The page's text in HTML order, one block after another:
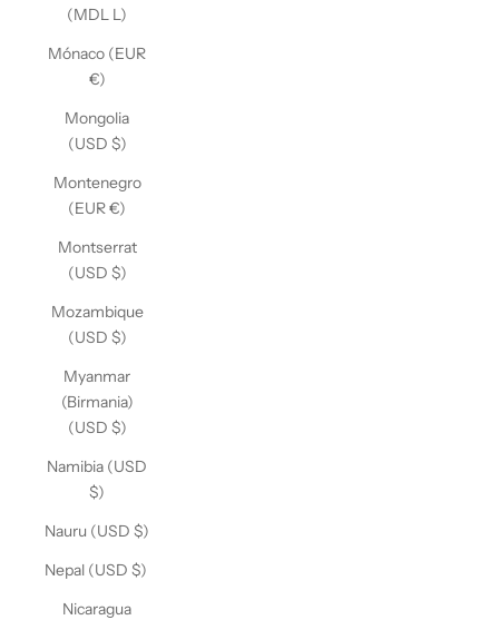
(MDL L)
Mónaco (EUR
€)
Mongolia
(USD $)
Montenegro
(EUR €)
Montserrat
(USD $)
Mozambique
(USD $)
Myanmar
(Birmania)
(USD $)
Namibia (USD
$)
Nauru (USD $)
Nepal (USD $)
Nicaragua